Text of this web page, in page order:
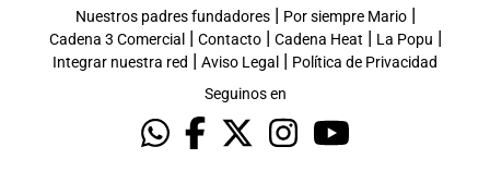
Nuestros padres fundadores| Por siempre Mario|
Cadena 3 Comercial | Contacto| Cadena Heat | La Popu |
Integrar nuestra red | Aviso Legal | Política de Privacidad
Seguinos en